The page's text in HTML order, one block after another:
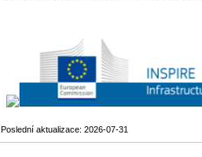
Poslední aktualizace: 2026-07-31